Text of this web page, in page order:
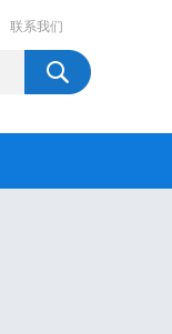
联系我们